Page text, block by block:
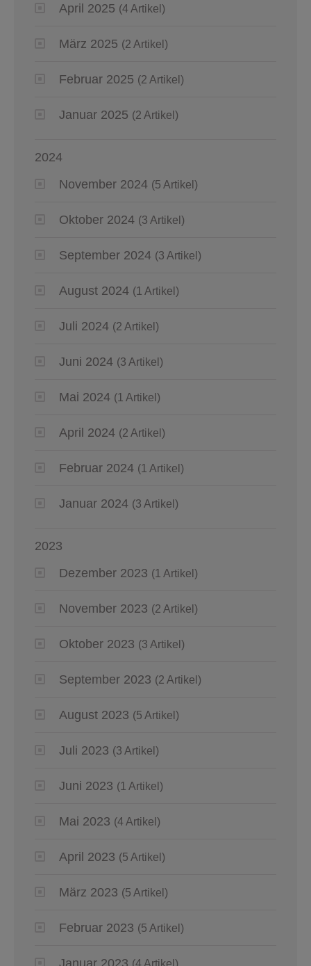
April 2025 (4 Artikel)
März 2025 (2 Artikel)
Februar 2025 (2 Artikel)
Januar 2025 (2 Artikel)
2024
November 2024 (5 Artikel)
Oktober 2024 (3 Artikel)
September 2024 (3 Artikel)
August 2024 (1 Artikel)
Juli 2024 (2 Artikel)
Juni 2024 (3 Artikel)
Mai 2024 (1 Artikel)
April 2024 (2 Artikel)
Februar 2024 (1 Artikel)
Januar 2024 (3 Artikel)
2023
Dezember 2023 (1 Artikel)
November 2023 (2 Artikel)
Oktober 2023 (3 Artikel)
September 2023 (2 Artikel)
August 2023 (5 Artikel)
Juli 2023 (3 Artikel)
Juni 2023 (1 Artikel)
Mai 2023 (4 Artikel)
April 2023 (5 Artikel)
März 2023 (5 Artikel)
Februar 2023 (5 Artikel)
Januar 2023 (4 Artikel)